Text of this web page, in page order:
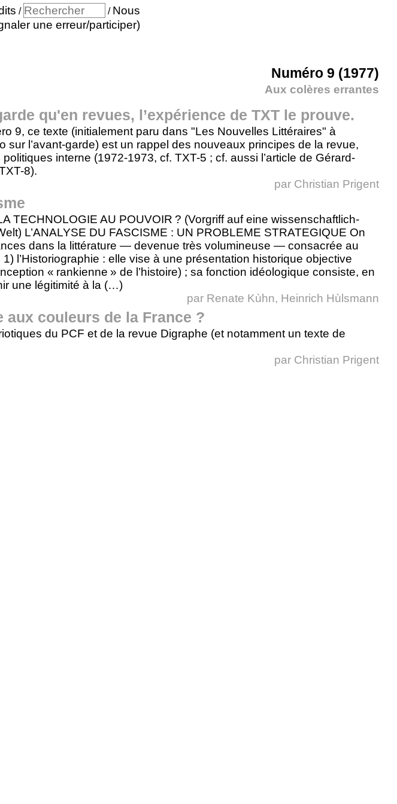
Numéro 9 (1977)
Aux colères errantes
qu'en revues, l’expérience de TXT le prouve.
9, ce texte (initialement paru dans "Les Nouvelles Littéraires" à
sur l’avant-garde) est un rappel des nouveaux principes de la revue,
interne (1972-1973, cf. TXT-5 ; cf. aussi l’article de Gérard-
8).
par Christian Prigent
TECHNOLOGIE AU POUVOIR ? (Vorgriff auf eine wissenschaftlich-
L’ANALYSE DU FASCISME : UN PROBLEME STRATEGIQUE On
dans la littérature — devenue très volumineuse — consacrée au
l’Historiographie : elle vise à une présentation historique objective
« rankienne » de l’histoire) ; sa fonction idéologique consiste, en
une légitimité à la (…)
par Renate Kùhn, Heinrich Hùlsmann
aux couleurs de la France ?
du PCF et de la revue Digraphe (et notamment un texte de
par Christian Prigent
/ / Nous
une erreur/participer)